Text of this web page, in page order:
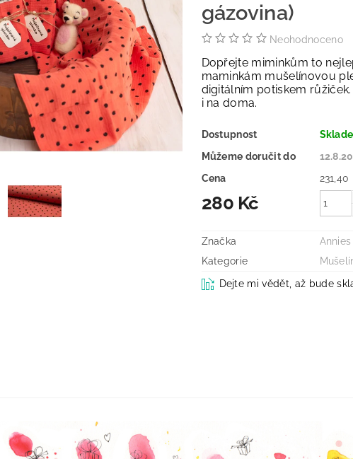
gázovina)
Neohodnoceno
Dopřejte miminkům to
maminkám mušelínovou
digitálním potiskem
i na doma.
Dostupnost
Můžeme doručit do
Cena
280 Kč
Značka
Kategorie
Dejte mi vědět, až bude